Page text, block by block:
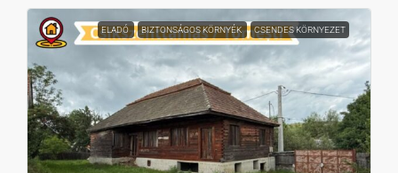
ELADÓ BIZTONSÁGOS KÖRNYÉK CSENDES KÖRNYEZET